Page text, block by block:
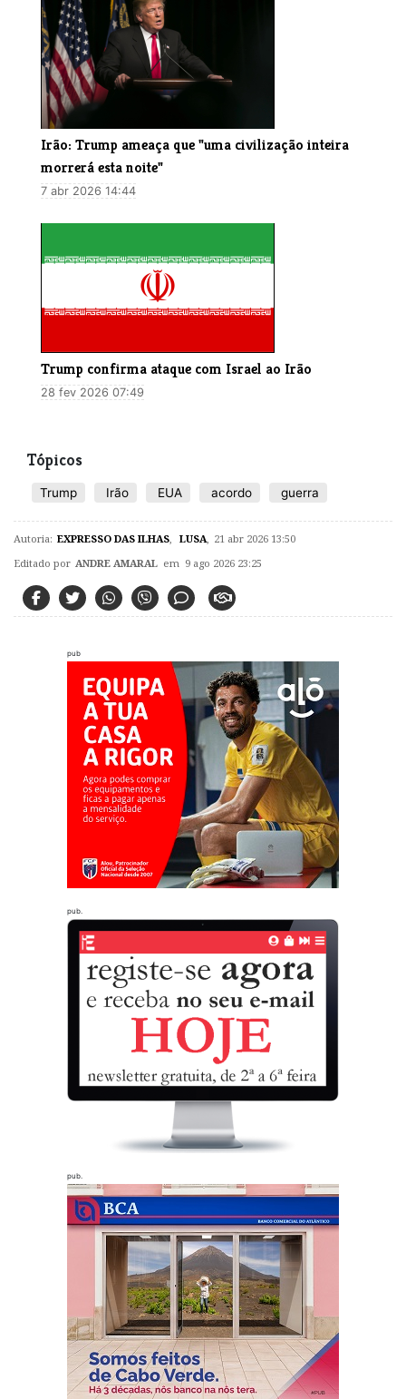
Irão: Trump ameaça que "uma civilização inteira
morrerá esta noite"
7 abr 2026 14:44
Trump confirma ataque com Israel ao Irão
28 fev 2026 07:49
Tópicos
Trump Irão EUA acordo guerra
Autoria: EXPRESSO DAS ILHAS, LUSA, 21 abr 2026 13:50
Editado por ANDRE AMARAL em 9 ago 2026 23:25
pub
pub.
pub.